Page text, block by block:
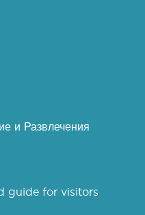
и Развлечения
guide for visitors